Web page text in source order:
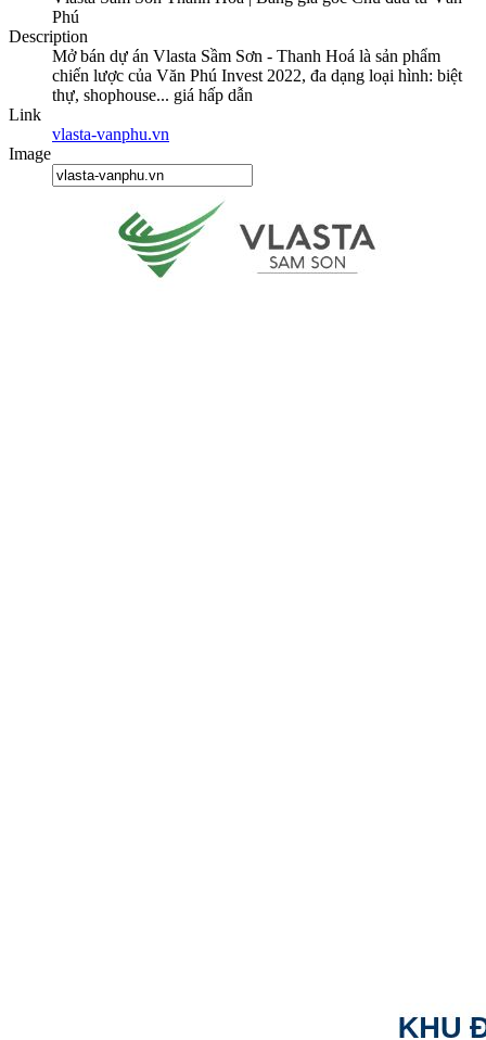
Phú
Description
Mở bán dự án Vlasta Sầm Sơn - Thanh Hoá là sản phẩm
chiến lược của Văn Phú Invest 2022, đa dạng loại hình: biệt
thự, shophouse... giá hấp dẫn
Link
vlasta-vanphu.vn
Image